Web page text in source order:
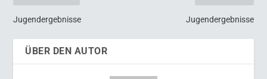
Jugendergebnisse Jugendergebnisse
ÜBER DEN AUTOR